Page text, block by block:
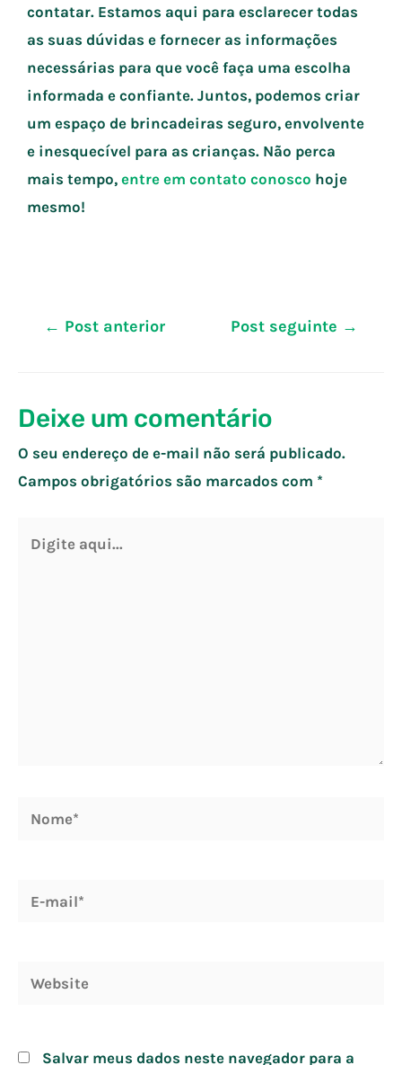
contatar. Estamos aqui para esclarecer todas
as suas dúvidas e fornecer as informações
necessárias para que você faça uma escolha
informada e confiante. Juntos, podemos criar
um espaço de brincadeiras seguro, envolvente
e inesquecível para as crianças. Não perca
mais tempo, entre em contato conosco hoje
mesmo!
← Post anterior Post seguinte →
Deixe um comentário
O seu endereço de e-mail não será publicado.
Campos obrigatórios são marcados com *
Salvar meus dados neste navegador para a